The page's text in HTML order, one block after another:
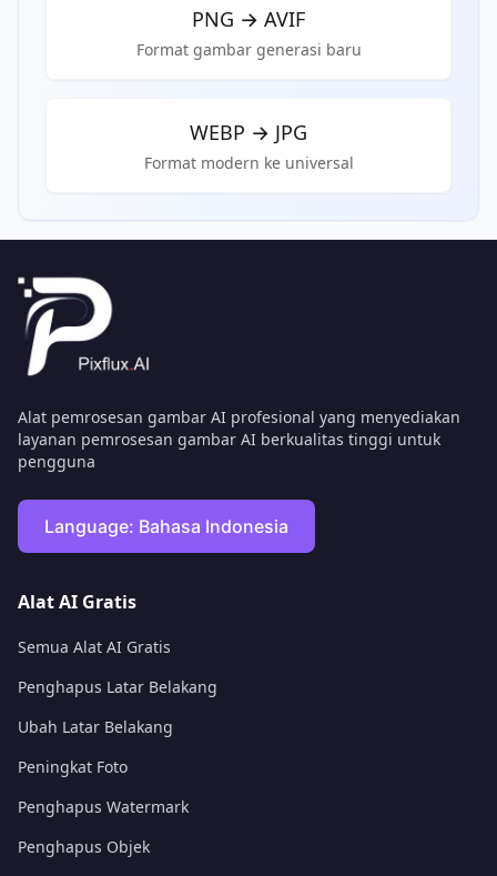
PNG → AVIF
Format gambar generasi baru
WEBP → JPG
Format modern ke universal
Alat pemrosesan gambar AI profesional yang menyediakan
layanan pemrosesan gambar AI berkualitas tinggi untuk
pengguna
Language: Bahasa Indonesia
Alat AI Gratis
Semua Alat AI Gratis
Penghapus Latar Belakang
Ubah Latar Belakang
Peningkat Foto
Penghapus Watermark
Penghapus Objek